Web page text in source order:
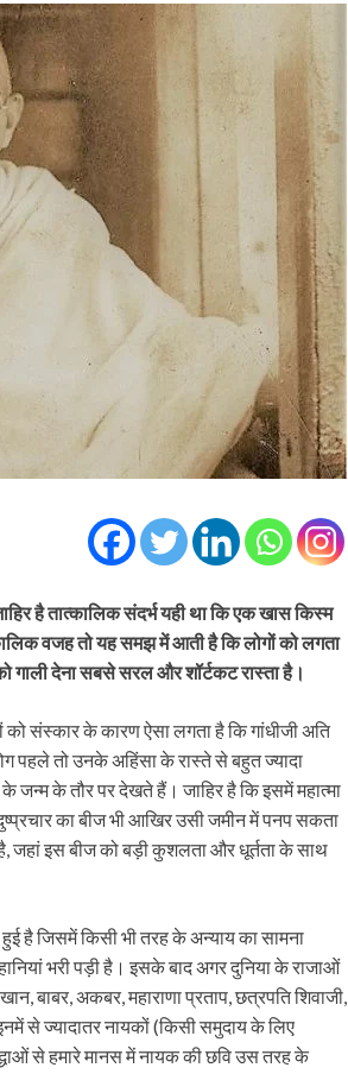
है तात्कालिक संदर्भ यही था कि एक खास किस्म
वजह तो यह समझ में आती है कि लोगों को लगता
गाली देना सबसे सरल और शॉर्टकट रास्ता है।
संस्कार के कारण ऐसा लगता है कि गांधीजी अति
पहले तो उनके अहिंसा के रास्ते से बहुत ज्यादा
के तौर पर देखते हैं। जाहिर है कि इसमें महात्मा
का बीज भी आखिर उसी जमीन में पनप सकता
जहां इस बीज को बड़ी कुशलता और धूर्तता के साथ
हुई है जिसमें किसी भी तरह के अन्याय का सामना
भरी पड़ी है। इसके बाद अगर दुनिया के राजाओं
बाबर, अकबर, महाराणा प्रताप, छत्रपति शिवाजी,
से ज्यादातर नायकों (किसी समुदाय के लिए
से हमारे मानस में नायक की छवि उस तरह के